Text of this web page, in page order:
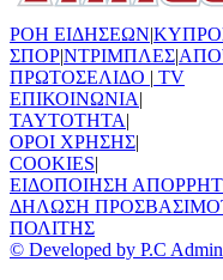
ΡΟΗ ΕΙΔΗΣΕΩΝ|
ΣΠΟΡ|ΝΤΡΙΜΠΛΕΣ|
ΠΡΩΤΟΣΕΛΙΔΟ | TV
ΕΠΙΚΟΙΝΩΝΙΑ|
TAYTOTHTA|
ΟΡΟΙ ΧΡΗΣΗΣ|
COOKIES|
ΕΙΔΟΠΟΙΗΣΗ
ΔΗΛΩΣΗ
ΠΟΛΙΤΗΣ
© Developed by P.C